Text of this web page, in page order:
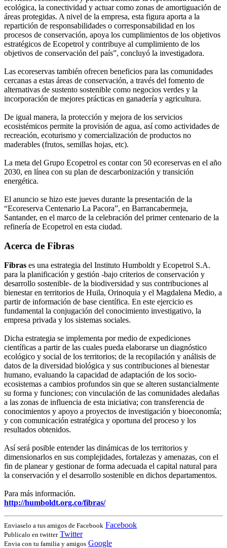
ecológica, la conectividad y actuar como zonas de amortiguación de
áreas protegidas. A nivel de la empresa, esta figura aporta a la
repartición de responsabilidades o corresponsabilidad en los
procesos de conservación, apoya los cumplimientos de los objetivos
estratégicos de Ecopetrol y contribuye al cumplimiento de los
objetivos de conservación del país”, concluyó la investigadora.
Las ecoreservas también ofrecen beneficios para las comunidades
cercanas a estas áreas de conservación, a través del fomento de
alternativas de sustento sostenible como negocios verdes y la
incorporación de mejores prácticas en ganadería y agricultura.
De igual manera, la protección y mejora de los servicios
ecosistémicos permite la provisión de agua, así como actividades de
recreación, ecoturismo y comercialización de productos no
maderables (frutos, semillas hojas, etc).
La meta del Grupo Ecopetrol es contar con 50 ecoreservas en el año
2030, en línea con su plan de descarbonización y transición
energética.
El anuncio se hizo este jueves durante la presentación de la
“Ecoreserva Centenario La Pacora”, en Barrancabermeja,
Santander, en el marco de la celebración del primer centenario de la
refinería de Ecopetrol en esta ciudad.
Acerca de Fibras
Fibras es una estrategia del Instituto Humboldt y Ecopetrol S.A.
para la planificación y gestión -bajo criterios de conservación y
desarrollo sostenible- de la biodiversidad y sus contribuciones al
bienestar en territorios de Huila, Orinoquia y el Magdalena Medio, a
partir de información de base científica. En este ejercicio es
fundamental la conjugación del conocimiento investigativo, la
empresa privada y los sistemas sociales.
Dicha estrategia se implementa por medio de expediciones
científicas a partir de las cuales pueda elaborarse un diagnóstico
ecológico y social de los territorios; de la recopilación y análisis de
datos de la diversidad biológica y sus contribuciones al bienestar
humano, evaluando la capacidad de adaptación de los socio-
ecosistemas a cambios profundos sin que se alteren sustancialmente
su forma y funciones; con vinculación de las comunidades aledañas
a las zonas de influencia de esta iniciativa; con transferencia de
conocimientos y apoyo a proyectos de investigación y bioeconomía;
y con comunicación estratégica y oportuna del proceso y los
resultados obtenidos.
Así será posible entender las dinámicas de los territorios y
dimensionarlos en sus complejidades, fortalezas y amenazas, con el
fin de planear y gestionar de forma adecuada el capital natural para
la conservación y el desarrollo sostenible en dichos departamentos.
Para más información.
http://humboldt.org.co/fibras/
Enviaselo a tus amigos de Facebook Facebook
Publicalo en twitter Twitter
Envia con tu familia y amigos Google